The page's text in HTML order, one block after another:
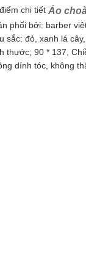
chi tiết Áo
phối bởi: barber
sắc: đỏ, xanh lá
thước; 90 * 137,
dính tóc, không